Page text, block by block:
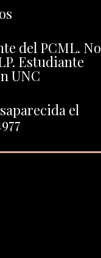
del PCML. No
Estudiante
UNC
el